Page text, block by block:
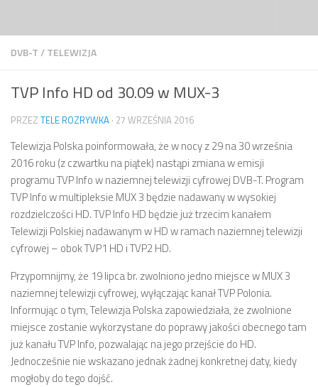
DVB-T/TELEWIZJA
TVP Info HD od 30.09 w MUX-3
PRZEZ TELE ROZRYWKA · 27 WRZEŚNIA 2016
Telewizja Polska poinformowała, że w nocy z 29 na 30 września
2016 roku (z czwartku na piątek) nastąpi zmiana w emisji
programu TVP Info w naziemnej telewizji cyfrowej DVB-T. Program
TVP Info w multipleksie MUX 3 będzie nadawany w wysokiej
rozdzielczości HD. TVP Info HD będzie już trzecim kanałem
Telewizji Polskiej nadawanym w HD w ramach naziemnej telewizji
cyfrowej – obok TVP1 HD i TVP2 HD.
Przypomnijmy, że 19 lipca br. zwolniono jedno miejsce w MUX 3
naziemnej telewizji cyfrowej, wyłączając kanał TVP Polonia.
Informując o tym, Telewizja Polska zapowiedziała, że zwolnione
miejsce zostanie wykorzystane do poprawy jakości obecnego tam
już kanału TVP Info, pozwalając na jego przejście do HD.
Jednocześnie nie wskazano jednak żadnej konkretnej daty, kiedy
mogłoby do tego dojść.